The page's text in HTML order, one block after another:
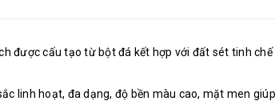
được cấu tạo từ bột đá kết hợp với đất sét tinh
linh hoạt, đa dạng, độ bền màu cao, mặt men